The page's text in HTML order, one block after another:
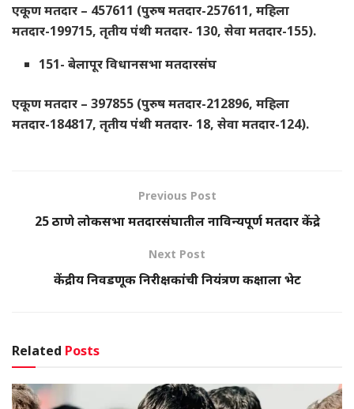
एकूण मतदार – 457611 (पुरुष मतदार-257611, महिला
मतदार-199715, तृतीय पंथी मतदार- 130, सेवा मतदार-155).
151- बेलापूर विधानसभा मतदारसंघ
एकूण मतदार – 397855 (पुरुष मतदार-212896, महिला
मतदार-184817, तृतीय पंथी मतदार- 18, सेवा मतदार-124).
Previous Post
‍25 ठाणे लोकसभा मतदारसंघातील नाविन्यपूर्ण मतदार केंद्रे
Next Post
केंद्रीय निवडणूक निरीक्षकांची नियंत्रण कक्षाला भेट
Related Posts